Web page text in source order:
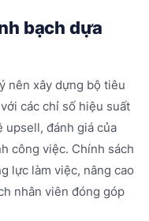
bạch dựa
nên xây dựng bộ tiêu
với các chỉ số hiệu suất
upsell, đánh giá của
công việc. Chính sách
lực làm việc, nâng cao
nhân viên đóng góp